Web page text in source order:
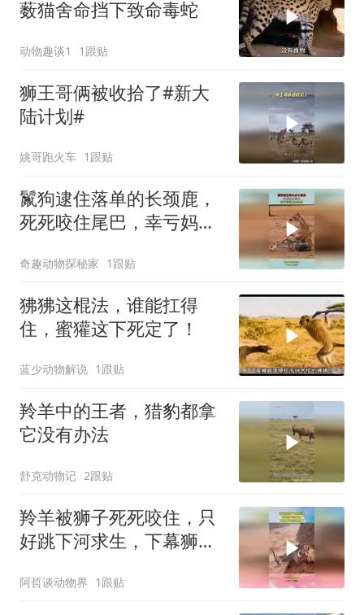
薮猫舍命挡下致命毒蛇
动物趣谈1 1跟贴
狮王哥俩被收拾了#新大
陆计划#
姚哥跑火车 1跟贴
鬣狗逮住落单的长颈鹿，
死死咬住尾巴，幸亏妈妈
奇趣动物探秘家 1跟贴
狒狒这棍法，谁能扛得
住，蜜獾这下死定了！
蓝少动物解说 1跟贴
羚羊中的王者，猎豹都拿
它没有办法
舒克动物记 2跟贴
羚羊被狮子死死咬住，只
好跳下河求生，下幕狮子
阿哲谈动物界 1跟贴